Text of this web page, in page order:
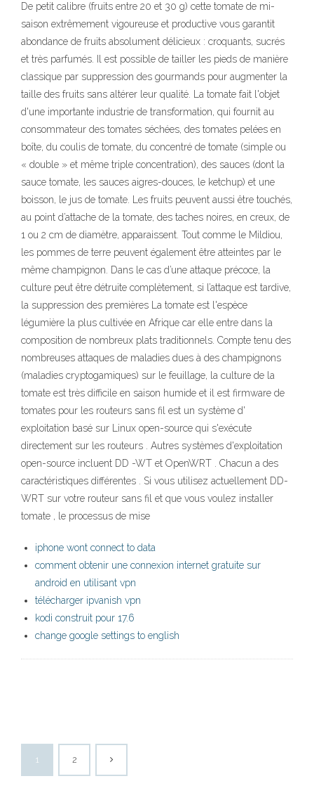
De petit calibre (fruits entre 20 et 30 g) cette tomate de mi-
saison extrêmement vigoureuse et productive vous garantit
abondance de fruits absolument délicieux : croquants, sucrés
et très parfumés. Il est possible de tailler les pieds de manière
classique par suppression des gourmands pour augmenter la
taille des fruits sans altérer leur qualité. La tomate fait l'objet
d'une importante industrie de transformation, qui fournit au
consommateur des tomates séchées, des tomates pelées en
boîte, du coulis de tomate, du concentré de tomate (simple ou
« double » et même triple concentration), des sauces (dont la
sauce tomate, les sauces aigres-douces, le ketchup) et une
boisson, le jus de tomate. Les fruits peuvent aussi être touchés,
au point d’attache de la tomate, des taches noires, en creux, de
1 ou 2 cm de diamètre, apparaissent. Tout comme le Mildiou,
les pommes de terre peuvent également être atteintes par le
même champignon. Dans le cas d’une attaque précoce, la
culture peut être détruite complètement, si l’attaque est tardive,
la suppression des premières La tomate est l'espèce
légumière la plus cultivée en Afrique car elle entre dans la
composition de nombreux plats traditionnels. Compte tenu des
nombreuses attaques de maladies dues à des champignons
(maladies cryptogamiques) sur le feuillage, la culture de la
tomate est très difficile en saison humide et il est firmware de
tomates pour les routeurs sans fil est un système d'
exploitation basé sur Linux open-source qui s'exécute
directement sur les routeurs . Autres systèmes d'exploitation
open-source incluent DD -WT et OpenWRT . Chacun a des
caractéristiques différentes . Si vous utilisez actuellement DD-
WRT sur votre routeur sans fil et que vous voulez installer
tomate , le processus de mise
iphone wont connect to data
comment obtenir une connexion internet gratuite sur
android en utilisant vpn
télécharger ipvanish vpn
kodi construit pour 17.6
change google settings to english
1 2